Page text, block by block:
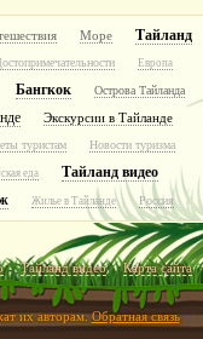
Море Тайланд
Европа
Бангкок Острова Тайланда
Экскурсии в Тайланде
туристам Новости туризма
еда
Тайланд видео
Жилье в Тайланде Россия
Тайланд видео Карта сайта
их авторам.Обратная связь